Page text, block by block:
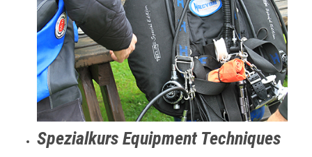
Spezialkurs Equipment Techniques